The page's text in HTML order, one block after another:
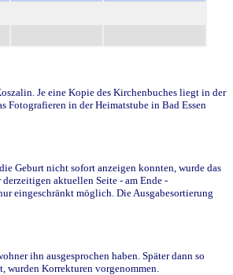
Je eine Kopie des Kirchenbuches liegt in der
Fotografieren in der Heimatstube in Bad Essen
Geburt nicht sofort anzeigen konnten, wurde das
aktuellen Seite - am Ende -
eingeschränkt möglich. Die Ausgabesortierung
ihn ausgesprochen haben. Später dann so
wurden Korrekturen vorgenommen.